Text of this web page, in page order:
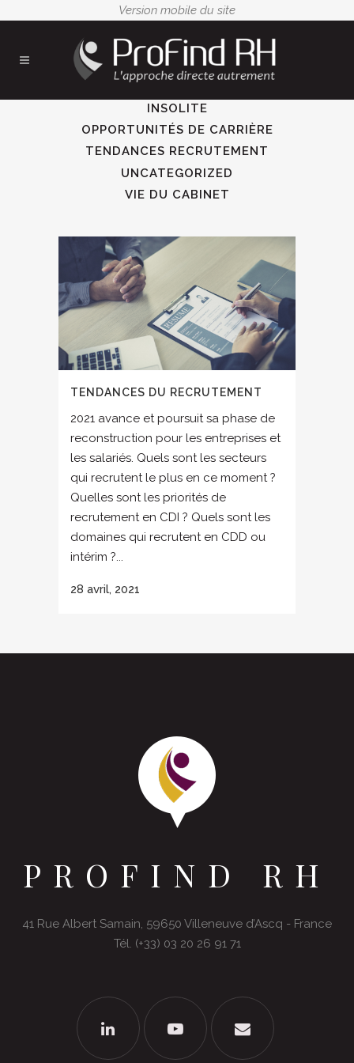
CONSEILS RECRUTEURS
INSOLITE
OPPORTUNITÉS DE CARRIÈRE
TENDANCES RECRUTEMENT
UNCATEGORIZED
VIE DU CABINET
TENDANCES DU RECRUTEMENT
2021 avance et poursuit sa phase de
reconstruction pour les entreprises et
les salariés. Quels sont les secteurs
qui recrutent le plus en ce moment ?
Quelles sont les priorités de
recrutement en CDI ? Quels sont les
domaines qui recrutent en CDD ou
intérim ?...
28 avril, 2021
PROFIND RH
41 Rue Albert Samain, 59650 Villeneuve d’Ascq - France
Tél. (+33) 03 20 26 91 71